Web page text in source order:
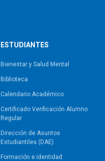
ESTUDIANTES
Bienestar y Salud Mental
Biblioteca
Calendario Académico
Certificado Verificación Alumno
Regular
Dirección de Asuntos
Estudiantiles (DAE)
Formación e identidad